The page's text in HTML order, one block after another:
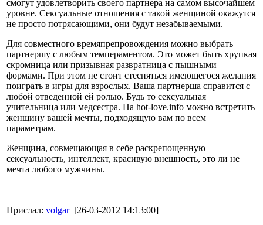
смогут удовлетворить своего партнера на самом высочайшем
уровне. Сексуальные отношения с такой женщиной окажутся
не просто потрясающими, они будут незабываемыми.
Для совместного времяпрепровождения можно выбрать
партнершу с любым темпераментом. Это может быть хрупкая
скромница или призывная развратница с пышными
формами. При этом не стоит стесняться имеющегося желания
поиграть в игры для взрослых. Ваша партнерша справится с
любой отведенной ей ролью. Будь то сексуальная
учительница или медсестра. На hot-love.info можно встретить
женщину вашей мечты, подходящую вам по всем
параметрам.
Женщина, совмещающая в себе раскрепощенную
сексуальность, интеллект, красивую внешность, это ли не
мечта любого мужчины.
Прислал: volgar [26-03-2012 14:13:00]